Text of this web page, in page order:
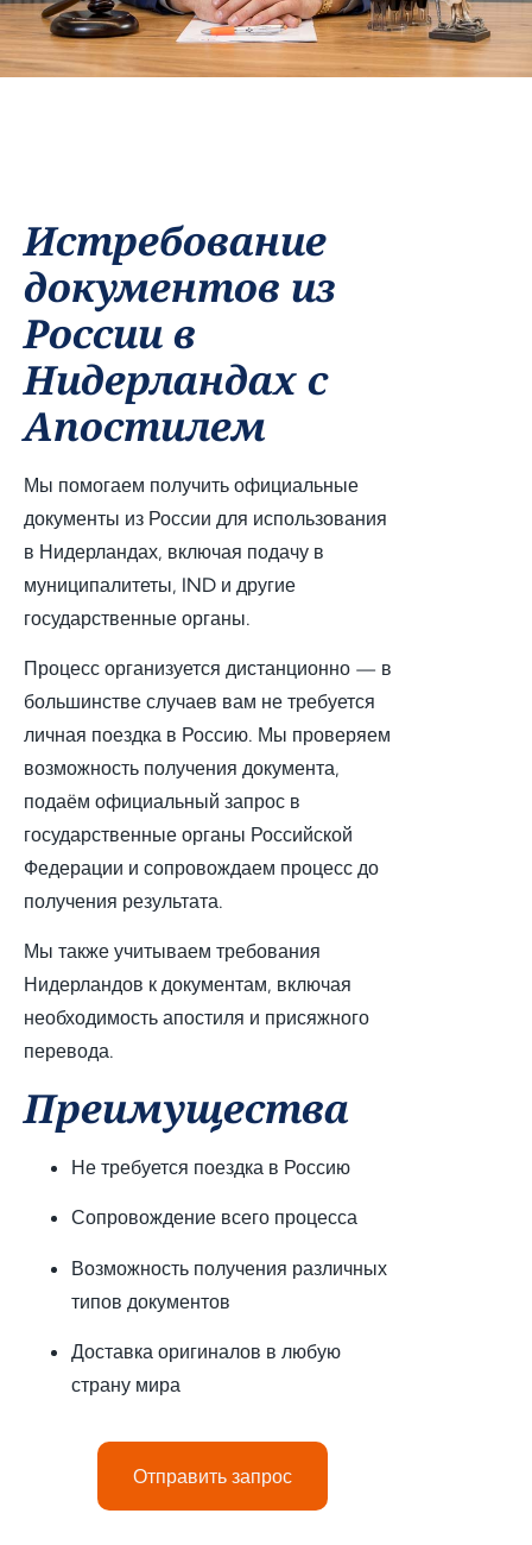
Истребование
документов из
России в
Нидерландах с
Апостилем
Мы помогаем получить официальные
документы из России для использования
в Нидерландах, включая подачу в
муниципалитеты, IND и другие
государственные органы.
Процесс организуется дистанционно — в
большинстве случаев вам не требуется
личная поездка в Россию. Мы проверяем
возможность получения документа,
подаём официальный запрос в
государственные органы Российской
Федерации и сопровождаем процесс до
получения результата.
Мы также учитываем требования
Нидерландов к документам, включая
необходимость апостиля и присяжного
перевода.
Преимущества
Не требуется поездка в Россию
Сопровождение всего процесса
Возможность получения различных
типов документов
Доставка оригиналов в любую
страну мира
Отправить запрос